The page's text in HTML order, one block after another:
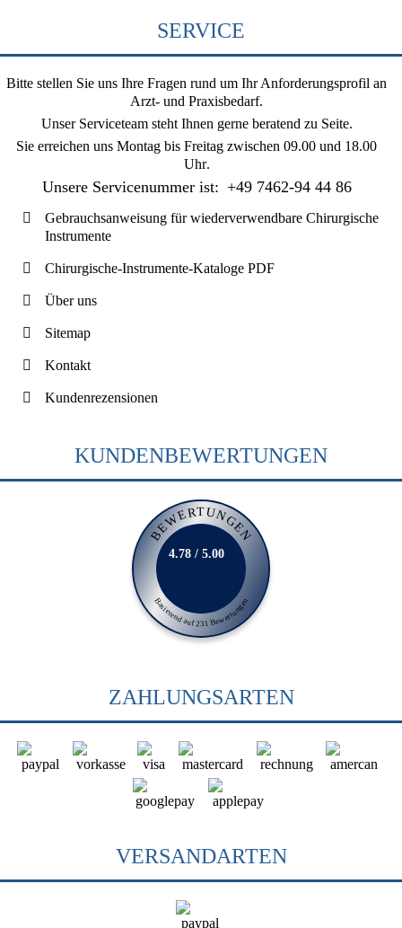
SERVICE
Bitte stellen Sie uns Ihre Fragen rund um Ihr Anforderungsprofil an
Arzt- und Praxisbedarf.
Unser Serviceteam steht Ihnen gerne beratend zu Seite.
Sie erreichen uns Montag bis Freitag zwischen 09.00 und 18.00
Uhr.
Unsere Servicenummer ist: +49 7462-94 44 86
Gebrauchsanweisung für wiederverwendbare Chirurgische
Instrumente
Chirurgische-Instrumente-Kataloge PDF
Über uns
Sitemap
Kontakt
Kundenrezensionen
KUNDENBEWERTUNGEN
BEWERTUNGEN
Basierend auf 231 Bewertungen
4.78 / 5.00
ZAHLUNGSARTEN
VERSANDARTEN